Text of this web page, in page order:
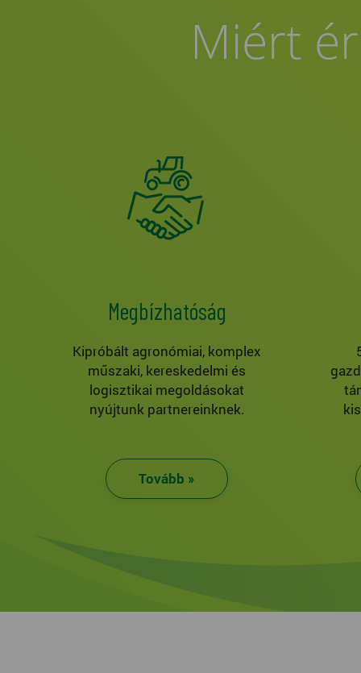
Miért
Megbízhatóság
Kipróbált agronómiai, komplex
műszaki, kereskedelmi és
logisztikai megoldásokat
nyújtunk partnereinknek.
Tovább »